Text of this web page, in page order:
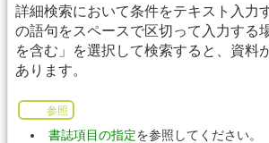
詳細検索において条件をテキスト入力
の語句をスペースで区切って入力する
を含む」を選択して検索すると、資料
あります。
参照
書誌項目の指定を参照してください。